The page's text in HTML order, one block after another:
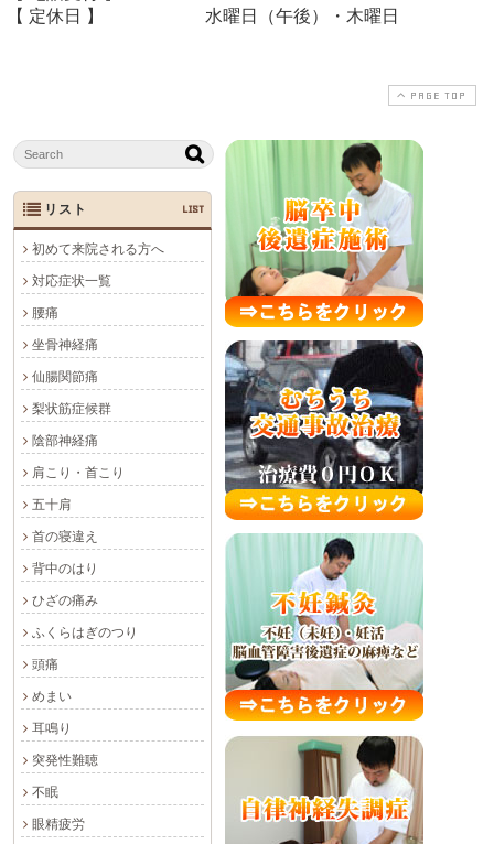
【 定休日 】
水曜日（午後）・木曜日
PAGE TOP
リスト LIST
初めて来院される方へ
対応症状一覧
腰痛
坐骨神経痛
仙腸関節痛
梨状筋症候群
陰部神経痛
肩こり・首こり
五十肩
首の寝違え
背中のはり
ひざの痛み
ふくらはぎのつり
頭痛
めまい
耳鳴り
突発性難聴
不眠
眼精疲労